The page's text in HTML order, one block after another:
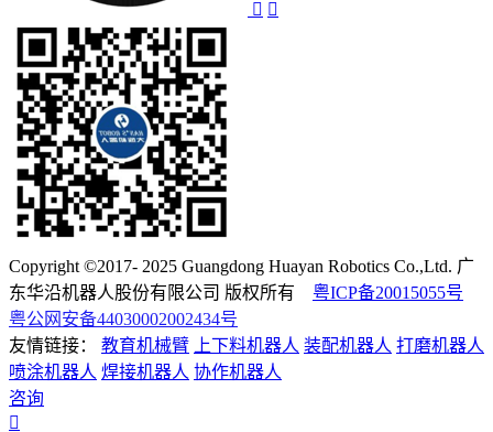
Copyright ©2017- 2025 Guangdong Huayan Robotics Co.,Ltd. 广
东华沿机器人股份有限公司 版权所有 粤ICP备20015055号
粤公网安备44030002002434号
友情链接：
教育机械臂 上下料机器人 装配机器人 打磨机器人
喷涂机器人 焊接机器人 协作机器人
咨询